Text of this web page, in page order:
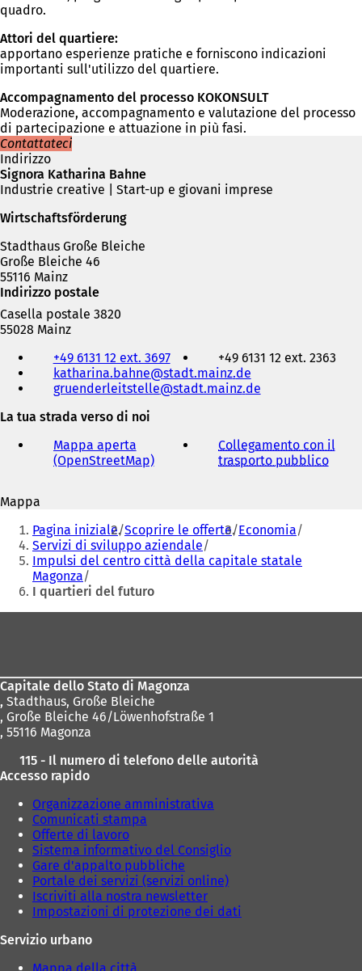
quadro.
Attori del quartiere:
apportano esperienze pratiche e forniscono indicazioni
importanti sull'utilizzo del quartiere.
Accompagnamento del processo KOKONSULT
Moderazione, accompagnamento e valutazione del processo
di partecipazione e attuazione in più fasi.
Contattateci
Indirizzo
Signora Katharina Bahne
Industrie creative | Start-up e giovani imprese
Wirtschaftsförderung
Stadthaus Große Bleiche
Große Bleiche 46
55116 Mainz
Indirizzo postale
Casella postale 3820
55028 Mainz
indirizzo
mail
+49 6131 12 ext. 3697
+49 6131 12 ext. 2363
katharina.bahne
stadt.mainz de
gruenderleitstelle
stadt.mainz de
La tua strada verso di noi
Mappa aperta
(OpenStreetMap)(
p
r
e
i
u
n
o
v
a
s
e
a
)
Collegamento con il
trasporto pubblico(
n
o
Mappa
Siete
qui:
Pagina iniziale Scoprire le offerte Economia
Servizi di sviluppo aziendale
Impulsi del centro città della capitale statale
Magonza
I quartieri del futuro
Capitale dello Stato di Magonza
, Stadthaus, Große Bleiche
, Große Bleiche 46/Löwenhofstraße 1
, 55116 Magonza
115 - Il numero di telefono delle autorità
Accesso rapido
Organizzazione amministrativa
Comunicati stampa
Offerte di lavoro
Sistema informativo del Consiglio
Gare d'appalto pubbliche
Portale dei servizi (servizi online)
Iscriviti alla nostra newsletter
Impostazioni di protezione dei dati
Servizio urbano